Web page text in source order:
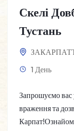
Скелі
Тустань
1 День
Запрошуємо вас
враження та